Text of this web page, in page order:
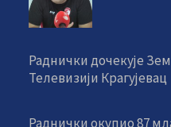
Раднички дочекује
Телевизији Крагујевац
Раднички окупио 87